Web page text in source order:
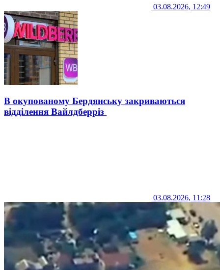
03.08.2026, 12:49
В окупованому Бердянську закриваються
відділення Вайлдберріз
03.08.2026, 11:28